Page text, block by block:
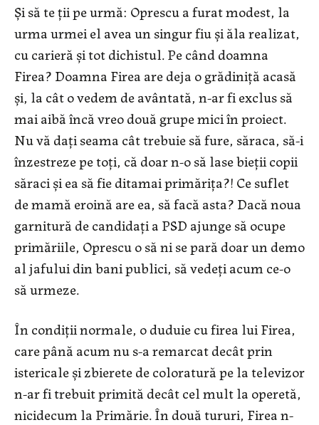
Și să te ții pe urmă: Oprescu a furat modest, la
urma urmei el avea un singur fiu și ăla realizat,
cu carieră și tot dichistul. Pe când doamna
Firea? Doamna Firea are deja o grădiniță acasă
și, la cât o vedem de avântată, n-ar fi exclus să
mai aibă încă vreo două grupe mici în proiect.
Nu vă dați seama cât trebuie să fure, săraca, să-i
înzestreze pe toți, că doar n-o să lase bieții copii
săraci și ea să fie ditamai primărița?! Ce suflet
de mamă eroină are ea, să facă asta? Dacă noua
garnitură de candidați a PSD ajunge să ocupe
primăriile, Oprescu o să ni se pară doar un demo
al jafului din bani publici, să vedeți acum ce-o
să urmeze.
În condiții normale, o duduie cu firea lui Firea,
care până acum nu s-a remarcat decât prin
istericale și zbierete de coloratură pe la televizor
n-ar fi trebuit primită decât cel mult la operetă,
nicidecum la Primărie. În două tururi, Firea n-